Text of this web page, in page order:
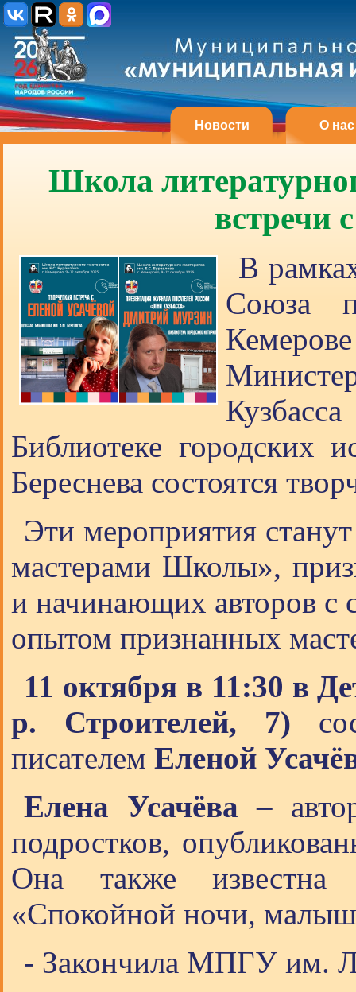
Новости О нас
Школа
встречи
В
Союза
Библиотеке
Береснева состоятся
Эти мероприятия
мастерами Школы»,
и начинающих авторов с
опытом признанных
11 октября в 11:30 в
р. Строителей, 7)
писателем Еленой
Елена Усачёва –
подростков,
Она также известна
«Спокойной ночи,
- Закончила МПГУ им.